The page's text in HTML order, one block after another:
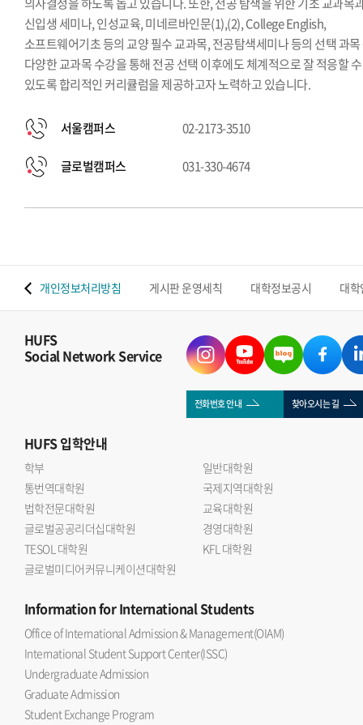
신입생 세미나, 인성교육, 미네르바인문(1),(2), College English,
소프트웨어기초 등의 교양 필수 교과목, 전공탐색세미나 등의 선택 과
다양한 교과목 수강을 통해 전공 선택 이후에도 체계적으로 잘 적응할 수
있도록 합리적인 커리큘럼을 제공하고자 노력하고 있습니다.
서울캠퍼스 02-2173-3510
글로벌캠퍼스 031-330-4674
개인정보처리방침 게시판 운영세칙 대학정보공시 대
HUFS
Social Network Service
전화번호 안내 찾아오시는 길
HUFS입학안내
학부
일반대학원
통번역대학원
국제지역대학원
법학전문대학원
교육대학원
글로벌공공리더십대학원
경영대학원
TESOL 대학원
KFL 대학원
글로벌미디어커뮤니케이션대학원
Informationfor International Students
Office of International Admission & Management(OIAM)
International Student Support Center(ISSC)
Undergraduate Admission
Graduate Admission
Student Exchange Program